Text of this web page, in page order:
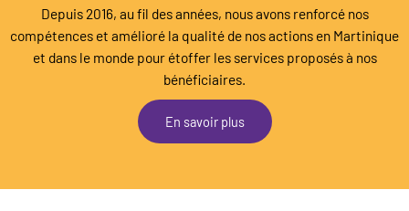
Depuis 2016, au fil des années, nous avons renforcé nos
compétences et amélioré la qualité de nos actions en Martinique
et dans le monde pour étoffer les services proposés à nos
bénéficiaires.
En savoir plus